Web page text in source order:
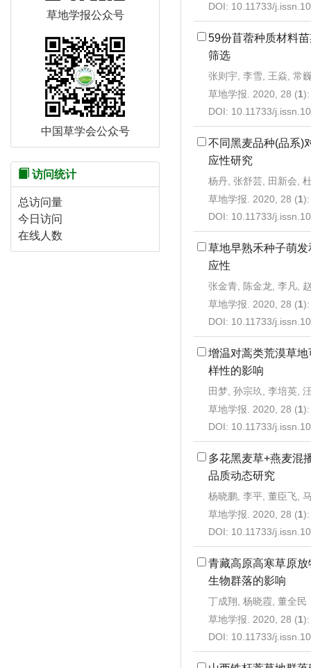
DOI: 10.11733/
59份苜蓿种质材料
筛选
张则宇, 李雪, 王焱, 常
草地学报. 2020, 28 (1
DOI: 10.11733/
不同黑麦品种(品系)
应性研究
杨丹, 张舒芸, 田新会,
草地学报. 2020, 28 (1
DOI: 10.11733/
草地早熟禾种子萌
应性
张金青, 陈金龙, 李凡,
草地学报. 2020, 28 (1
DOI: 10.11733/
增温对蒿类荒漠草
样性的影响
田梦, 孙宗玖, 李培英,
草地学报. 2020, 28 (1
DOI: 10.11733/
多花黑麦草+燕麦混
品质动态研究
杨晓鹏, 李平, 董臣飞,
草地学报. 2020, 28 (1
DOI: 10.11733/
青藏高原高寒草原
生物群落的影响
丁成翔, 杨晓霞, 董全民
草地学报. 2020, 28 (1
DOI: 10.11733/
草地学报公众号
中国草学会公众号
访问统计
总访问量
今日访问
在线人数